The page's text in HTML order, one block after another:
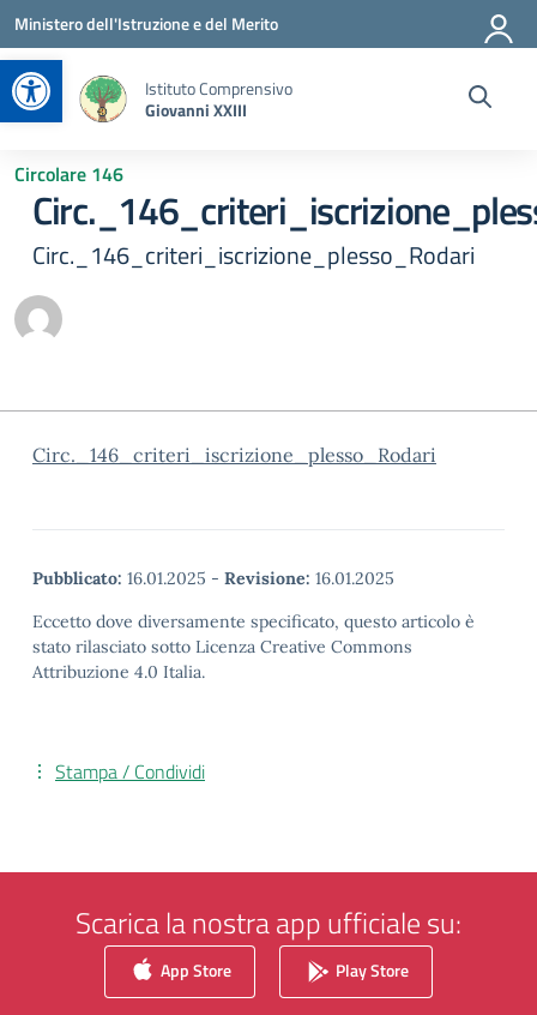
Apri la barra degli strumenti
Vai ai contenuti
Vai al menu di navigazione
Vai al footer
Ministero dell'Istruzione e del Merito
Istituto Comprensivo
Giovanni XXIII
Circolare 146
Circ._146_criteri_iscrizione_plesso_Rodari
Circ._146_criteri_iscrizione_plesso_Rodari
Pubblicato: 16.01.2025 - Revisione: 16.01.2025
Eccetto dove diversamente specificato, questo articolo è
stato rilasciato sotto Licenza Creative Commons
Attribuzione 4.0 Italia.
Stampa / Condividi
Scarica la nostra app ufficiale su:
App Store Play Store